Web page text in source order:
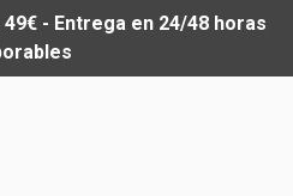
- Entrega en 24/48 horas